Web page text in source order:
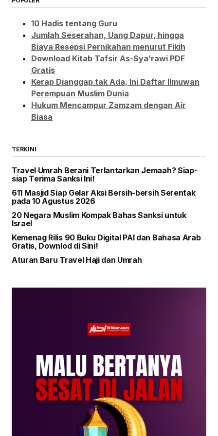
10 Hadis tentang Guru
Jumlah Seserahan, Uang Dapur, hingga
Biaya Resepsi Pernikahan menurut Fikih
Download Kitab Tafsir As-Sya’rawi PDF
Gratis
Kerap Dianggap tak Ada, Ini Daftar Ilmuwan
Perempuan Muslim Dunia
Hukum Mencampur Zamzam dengan Air
Biasa
TERKINI
Travel Umrah Berani Terlantarkan Jemaah? Siap-
siap Terima Sanksi Ini!
611 Masjid Siap Gelar Aksi Bersih-bersih Serentak
pada 10 Agustus 2026
20 Negara Muslim Kompak Bahas Sanksi untuk
Israel
Kemenag Rilis 90 Buku Digital PAI dan Bahasa Arab
Gratis, Downlod di Sini!
Aturan Baru Travel Haji dan Umrah